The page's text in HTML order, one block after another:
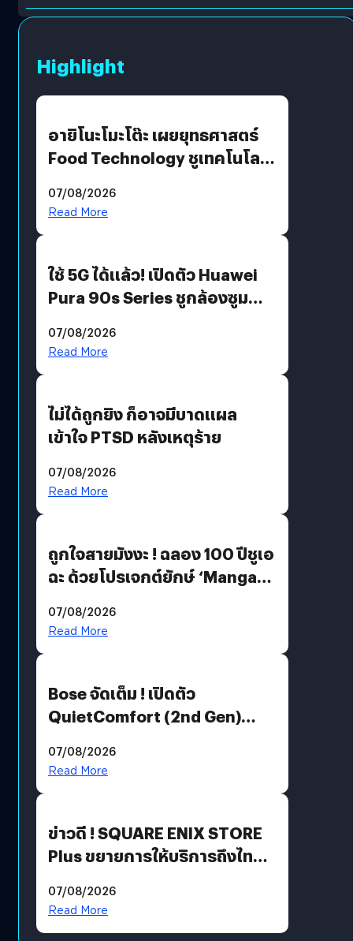
Highlight
อายิโนะโมะโต๊ะ เผยยุทธศาสตร์
Food Technology ชูเทคโนโลยี
บริโภคและ B2B
07/08/2026
Read More
ใช้ 5G ได้แล้ว! เปิดตัว Huawei
Pura 90s Series ชูกล้องซูม
07/08/2026
Read More
ไม่ได้ถูกยิง ก็อาจมีบาดแผล
เข้าใจ PTSD หลังเหตุร้าย
07/08/2026
Read More
ถูกใจสายมังงะ ! ฉลอง 100 ปีชูเอ
ฉะ ด้วยโปรเจกต์ยักษ์ ‘Manga
มีภาษาไทยด้วย
07/08/2026
Read More
Bose จัดเต็ม ! เปิดตัว
QuietComfort (2nd Gen)
07/08/2026
Read More
ข่าวดี ! SQUARE ENIX STORE
Plus ขยายการให้บริการถึงไทย
โดยตรง
07/08/2026
Read More